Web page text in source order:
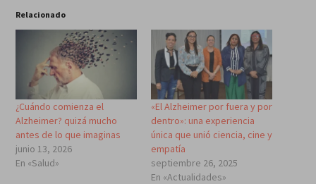
Relacionado
¿Cuándo comienza el
Alzheimer? quizá mucho
antes de lo que imaginas
junio 13, 2026
En «Salud»
«El Alzheimer por fuera y por
dentro»: una experiencia
única que unió ciencia, cine y
empatía
septiembre 26, 2025
En «Actualidades»